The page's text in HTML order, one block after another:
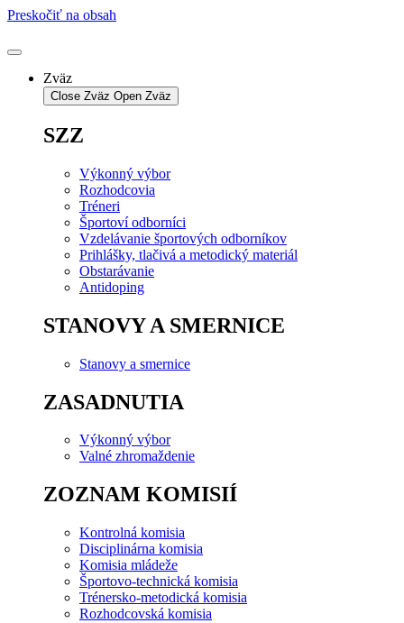
Preskočiť na obsah
Zväz
Close Zväz Open Zväz
SZZ
Výkonný výbor
Rozhodcovia
Tréneri
Športoví odborníci
Vzdelávanie športových odborníkov
Prihlášky, tlačivá a metodický materiál
Obstarávanie
Antidoping
STANOVY A SMERNICE
Stanovy a smernice
ZASADNUTIA
Výkonný výbor
Valné zhromaždenie
ZOZNAM KOMISIÍ
Kontrolná komisia
Disciplinárna komisia
Komisia mládeže
Športovo-technická komisia
Trénersko-metodická komisia
Rozhodcovská komisia